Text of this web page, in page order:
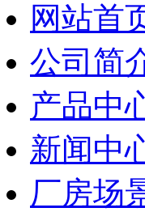
网站首
公司简
产品中
新闻中
厂房场